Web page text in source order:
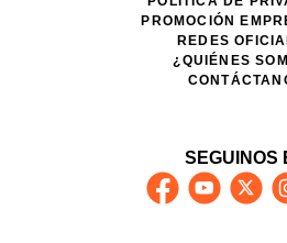
PROMOCIÓN
REDES
¿QUIÉNES
SEGUINOS